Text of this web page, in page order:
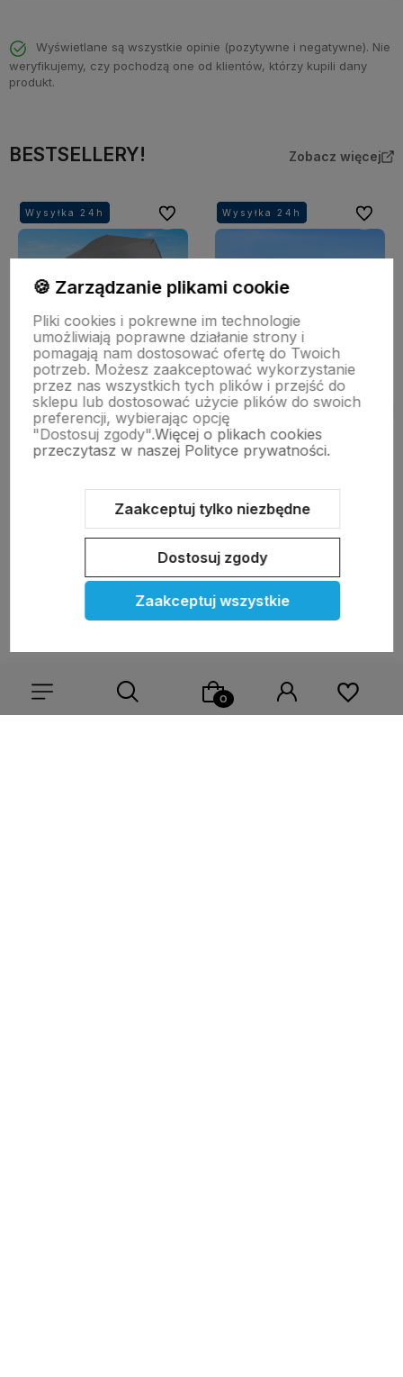
Wyświetlane są wszystkie opinie (pozytywne i negatywne). Nie
weryfikujemy, czy pochodzą one od klientów, którzy kupili dany
produkt.
BESTSELLERY! Zobacz więcej
Wysyłka 24h
Wysyłka 24h
Wysyłka 24h
Wysyłka 24h
Captain Mike szary
Do ulubionychWysyłka 24h
Wysyłka 24h
Wysyłka 24h
Wysyłka 24h
Captain Mike®
79,99 zł
Do koszyka
Do
🍪 Zarządzanie plikami cookie
Pliki cookies i pokrewne im technologie
umożliwiają poprawne działanie strony i
pomagają nam dostosować ofertę do Twoich
potrzeb. Możesz zaakceptować wykorzystanie
przez nas wszystkich tych plików i przejść do
sklepu lub dostosować użycie plików do swoich
preferencji, wybierając opcję
"Dostosuj zgody".Więcej o plikach cookies
przeczytasz w naszej Polityce prywatności.
Zaakceptuj tylko niezbędne
Dostosuj zgody
Zaakceptuj wszystkie